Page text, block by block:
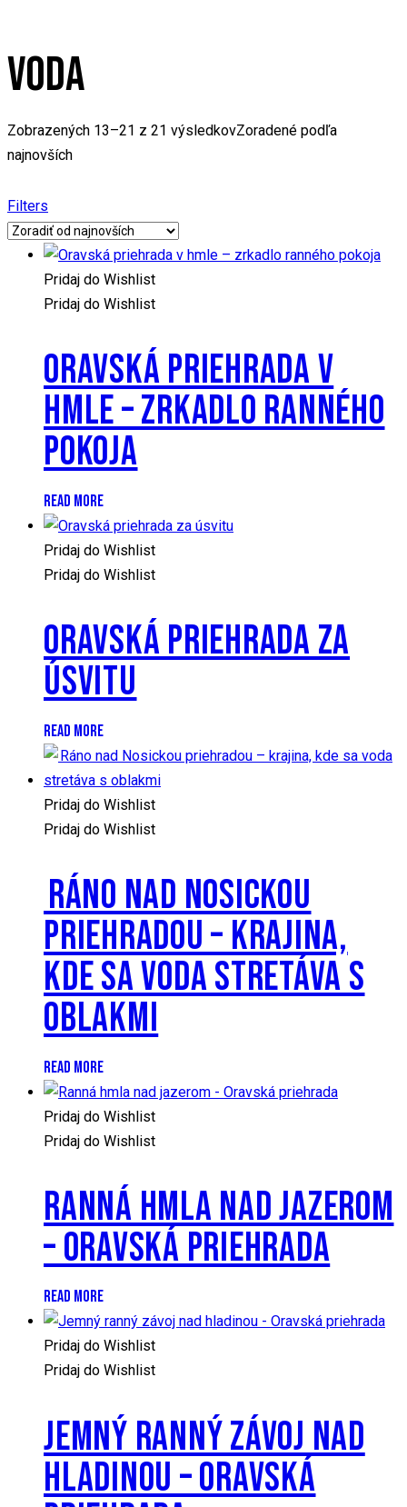
VODA
Zobrazených 13–21 z 21 výsledkovZoradené podľa
najnovších
Filters
Pridaj do Wishlist
Pridaj do Wishlist
ORAVSKÁ PRIEHRADA V
HMLE – ZRKADLO RANNÉHO
POKOJA
READ MORE
Pridaj do Wishlist
Pridaj do Wishlist
ORAVSKÁ PRIEHRADA ZA
ÚSVITU
READ MORE
Pridaj do Wishlist
Pridaj do Wishlist
RÁNO NAD NOSICKOU
PRIEHRADOU – KRAJINA,
KDE SA VODA STRETÁVA S
OBLAKMI
READ MORE
Pridaj do Wishlist
Pridaj do Wishlist
RANNÁ HMLA NAD JAZEROM
– ORAVSKÁ PRIEHRADA
READ MORE
Pridaj do Wishlist
Pridaj do Wishlist
JEMNÝ RANNÝ ZÁVOJ NAD
HLADINOU – ORAVSKÁ